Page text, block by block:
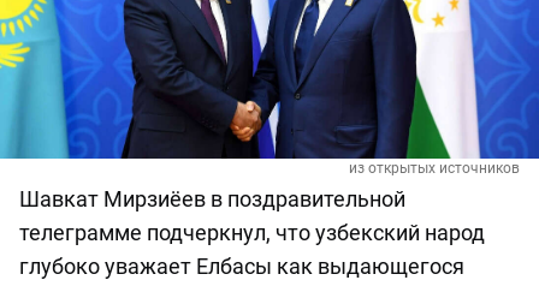
из открытых источников
Шавкат Мирзиёев в поздравительной
телеграмме подчеркнул, что узбекский народ
глубоко уважает Елбасы как выдающегося